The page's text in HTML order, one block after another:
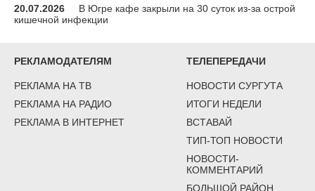
20.07.2026
В Югре кафе закрыли на 30 суток из-за острой
кишечной инфекции
РЕКЛАМОДАТЕЛЯМ
РЕКЛАМА НА ТВ
РЕКЛАМА НА РАДИО
РЕКЛАМА В ИНТЕРНЕТ
ТЕЛЕПЕРЕДАЧИ
НОВОСТИ СУРГУТА
ИТОГИ НЕДЕЛИ
ВСТАВАЙ
ТИП-ТОП НОВОСТИ
НОВОСТИ-
КОММЕНТАРИЙ
БОЛЬШОЙ РАЙОН